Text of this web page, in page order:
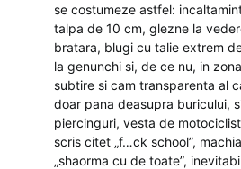
se costumeze astfel:
talpa de 10 cm, glezne la
bratara, blugi cu talie extrem
la genunchi si, de ce nu, in
subtire si cam transparenta al
doar pana deasupra buricului,
piercinguri, vesta de
scris citet „f…ck school”,
„shaorma cu de toate”,